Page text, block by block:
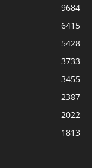
9684
6415
5428
3733
3455
2387
2022
1813